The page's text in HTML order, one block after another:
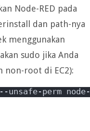
Node-RED pada
dan path-nya
menggunakan
sudo jika Anda
non-root di EC2):
perm